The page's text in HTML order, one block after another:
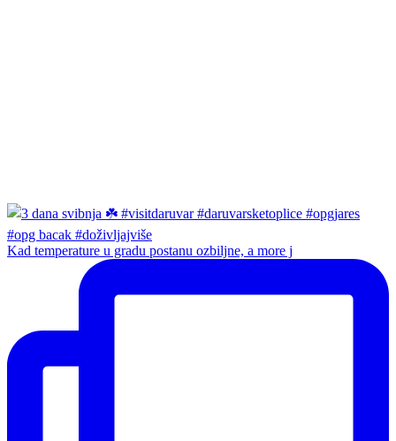
Kad temperature u gradu postanu ozbiljne, a more j